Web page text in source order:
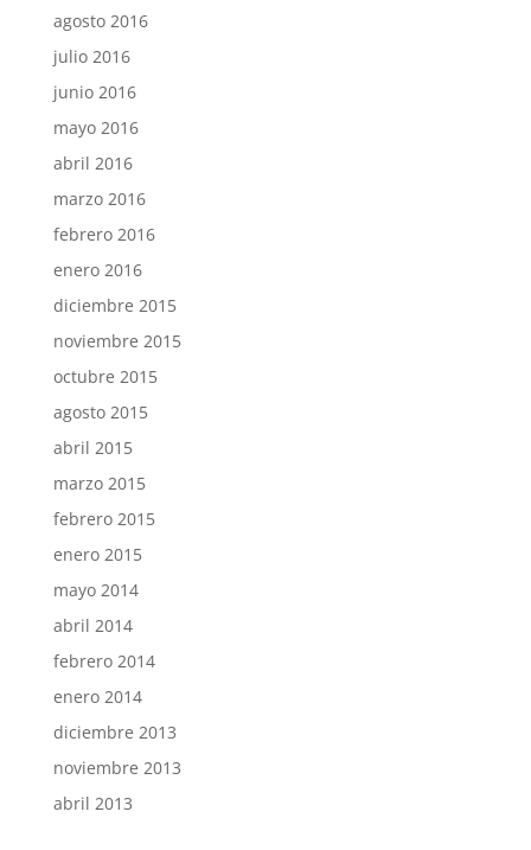
agosto 2016
julio 2016
junio 2016
mayo 2016
abril 2016
marzo 2016
febrero 2016
enero 2016
diciembre 2015
noviembre 2015
octubre 2015
agosto 2015
abril 2015
marzo 2015
febrero 2015
enero 2015
mayo 2014
abril 2014
febrero 2014
enero 2014
diciembre 2013
noviembre 2013
abril 2013